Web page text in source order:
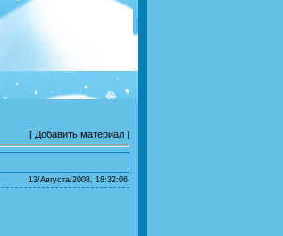
[ Добавить материал ]
13/Августа/2008, 18:32:06